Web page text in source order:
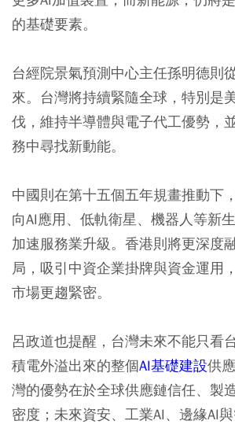
的基礎要素。
台經院景氣預測中心主任孫明德則
來。台灣將持續緊隨全球，特別是
伐，維持半導體與電子代工優勢，
務中尋找新動能。
中國則在第十五個五年規畫推動下
向AI應用、低軌衛星、機器人等新
加速服務業升級。香港則將更深度
局，吸引中資企業掛牌與資金運用
市場更趨緊密。
呂政道也提醒，台灣未來不能只看
積電外溢出來的整個AI基礎建設供
灣的優勢在於全球供應鏈信任、製
密度；未來資安、工業AI、邊緣AI